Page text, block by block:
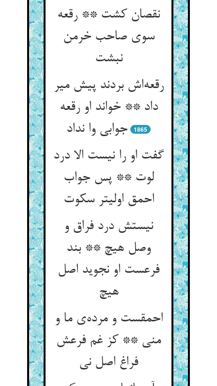
نقصان کشت ** رقعه
سوی صاحب خرمن
نبشت
رقعه‌اش بردند پیش میر
داد ** خواند او رقعه
جوابی وا نداد
1865
گفت او را نیست الا درد
لوت ** پس جواب
احمق اولیتر سکوت
نیستش درد فراق و
وصل هیچ ** بند
فرعست او نجوید اصل
هیچ
احمقست و مرده‌ی ما و
منی ** کز غم فرعش
فراغ اصل نی